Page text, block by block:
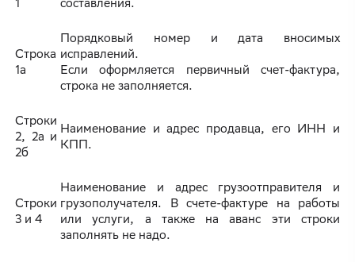
1 составления.
Строка
1а
Порядковый номер и дата вносимых
исправлений.
Если оформляется первичный счет-фактура,
строка не заполняется.
Строки
2, 2а и
2б
Наименование и адрес продавца, его ИНН и
КПП.
Строки
3 и 4
Наименование и адрес грузоотправителя и
грузополучателя. В счете-фактуре на работы
или услуги, а также на аванс эти строки
заполнять не надо.